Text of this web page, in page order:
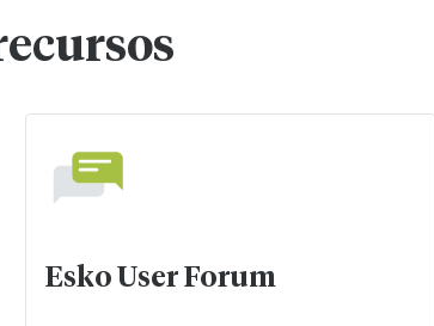
Esko User Forum